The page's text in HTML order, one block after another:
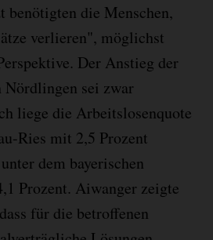
benötigten die Menschen,
verlieren", möglichst
Der Anstieg der
sei zwar
liege die Arbeitslosenquote
Ries mit 2,5 Prozent
dem bayerischen
Prozent. Aiwanger zeigte
für die betroffenen